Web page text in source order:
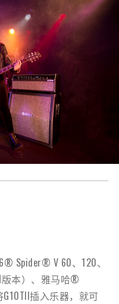
Spider® V 60、120、
版本）、雅马哈®
插入乐器，就可